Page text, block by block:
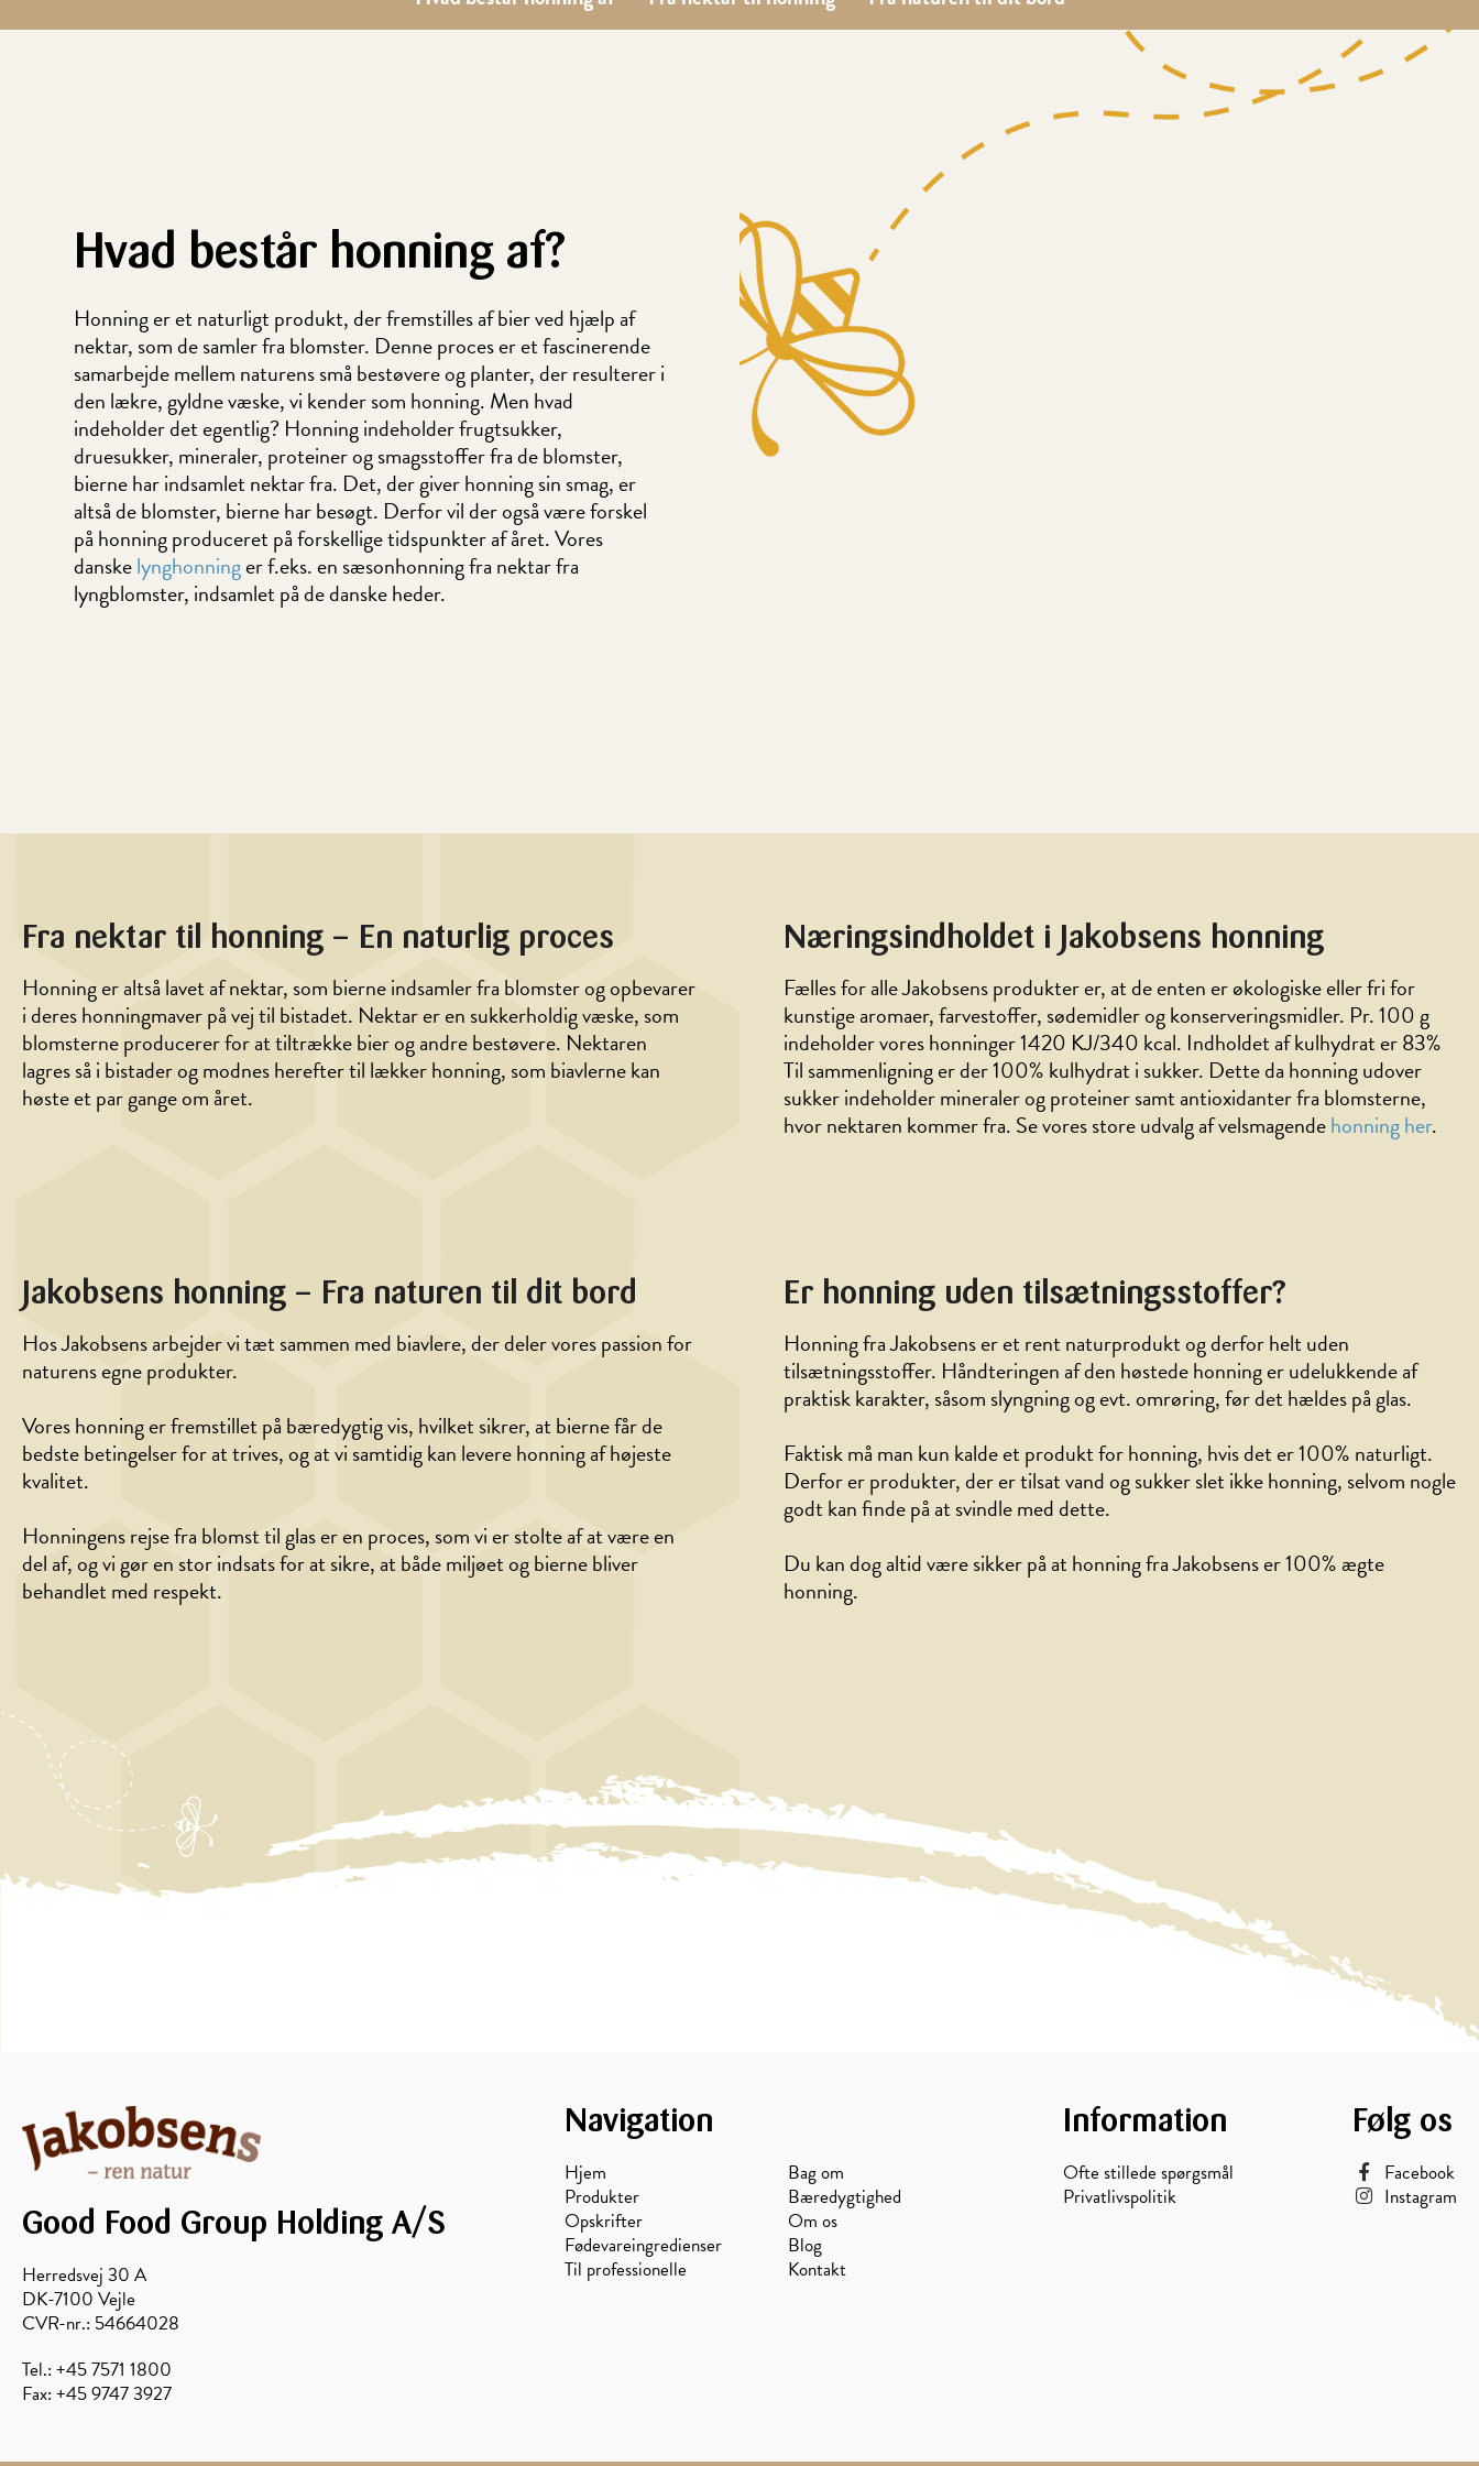
Hvad består honning af?
Honning er et naturligt produkt, der fremstilles af bier ved hjælp af
nektar, som de samler fra blomster. Denne proces er et fascinerende
samarbejde mellem naturens små bestøvere og planter, der resulterer i
den lækre, gyldne væske, vi kender som honning. Men hvad
indeholder det egentlig? Honning indeholder frugtsukker,
druesukker, mineraler, proteiner og smagsstoffer fra de blomster,
bierne har indsamlet nektar fra. Det, der giver honning sin smag, er
altså de blomster, bierne har besøgt. Derfor vil der også være forskel
på honning produceret på forskellige tidspunkter af året. Vores
danskelynghonninger f.eks. en sæsonhonning fra nektar fra
lyngblomster, indsamlet på de danske heder.
Fra nektar til honning – En naturlig proces
Honning er altså lavet af nektar, som bierne indsamler fra blomster og opbevarer
i deres honningmaver på vej til bistadet. Nektar er en sukkerholdig væske, som
blomsterne producerer for at tiltrække bier og andre bestøvere. Nektaren
lagres så i bistader og modnes herefter til lækker honning, som biavlerne kan
høste et par gange om året.
Næringsindholdet i Jakobsens honning
Fælles for alle Jakobsens produkter er, at de enten er økologiske eller fri for
kunstige aromaer, farvestoffer, sødemidler og konserveringsmidler. Pr. 100 g
indeholder vores honninger 1420 KJ/340 kcal. Indholdet af kulhydrat er 83%
Til sammenligning er der 100% kulhydrat i sukker. Dette da honning udover
sukker indeholder mineraler og proteiner samt antioxidanter fra blomsterne,
hvor nektaren kommer fra. Se vores store udvalg af velsmagendehonning her.
Jakobsens honning – Fra naturen til dit bord
Hos Jakobsens arbejder vi tæt sammen med biavlere, der deler vores passion for
naturens egne produkter.
Vores honning er fremstillet på bæredygtig vis, hvilket sikrer, at bierne får de
bedste betingelser for at trives, og at vi samtidig kan levere honning af højeste
kvalitet.
Honningens rejse fra blomst til glas er en proces, som vi er stolte af at være en
del af, og vi gør en stor indsats for at sikre, at både miljøet og bierne bliver
behandlet med respekt.
Er honning uden tilsætningsstoffer?
Honning fra Jakobsens er et rent naturprodukt og derfor helt uden
tilsætningsstoffer. Håndteringen af den høstede honning er udelukkende af
praktisk karakter, såsom slyngning og evt. omrøring, før det hældes på glas.
Faktisk må man kun kalde et produkt for honning, hvis det er 100% naturligt.
Derfor er produkter, der er tilsat vand og sukker slet ikke honning, selvom nogle
godt kan finde på at svindle med dette.
Du kan dog altid være sikker på at honning fra Jakobsens er 100% ægte
honning.
Good Food Group Holding A/S
Herredsvej 30 A
DK-7100 Vejle
CVR-nr.: 54664028
Tel.: +45 7571 1800
Fax: +45 9747 3927
Navigation
Hjem
Produkter
Opskrifter
Fødevareingredienser
Til professionelle
Bag om
Bæredygtighed
Om os
Blog
Kontakt
Information
Ofte stillede spørgsmål
Privatlivspolitik
Følg os
Facebook
Instagram